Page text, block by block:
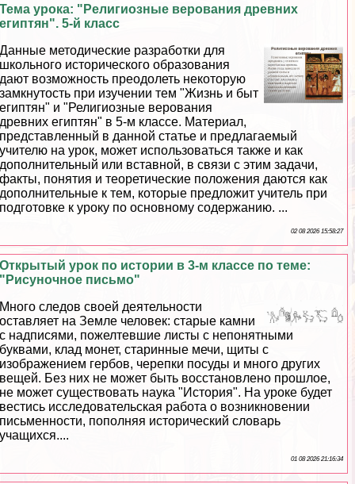
Тема урока: "Религиозные верования древних
египтян". 5-й класс
Данные методические разработки для
школьного исторического образования
дают возможность преодолеть некоторую
замкнутость при изучении тем "Жизнь и быт
египтян" и "Религиозные верования
древних египтян" в 5-м классе. Материал,
представленный в данной статье и предлагаемый
учителю на урок, может использоваться также и как
дополнительный или вставной, в связи с этим задачи,
факты, понятия и теоретические положения даются как
дополнительные к тем, которые предложит учитель при
подготовке к уроку по основному содержанию. ...
02 08 2026 15:58:27
Открытый урок по истории в 3-м классе по теме:
"Рисуночное письмо"
Много следов своей деятельности
оставляет на Земле человек: старые камни
с надписями, пожелтевшие листы с непонятными
буквами, клад монет, старинные мечи, щиты с
изображением гербов, черепки посуды и много других
вещей. Без них не может быть восстановлено прошлое,
не может существовать наука "История". На уроке будет
вестись исследовательская работа о возникновении
письменности, пополняя исторический словарь
учащихся....
01 08 2026 21:16:34